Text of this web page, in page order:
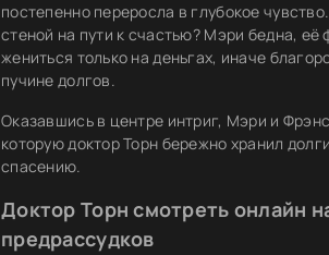
постепенно переросла в глубокое
стеной на пути к счастью? Мэри бедна,
жениться только на деньгах, иначе
пучине долгов.
Оказавшись в центре интриг, Мэри и
которую доктор Торн бережно хранил
спасению.
Доктор Торн смотреть онлайн
предрассудков